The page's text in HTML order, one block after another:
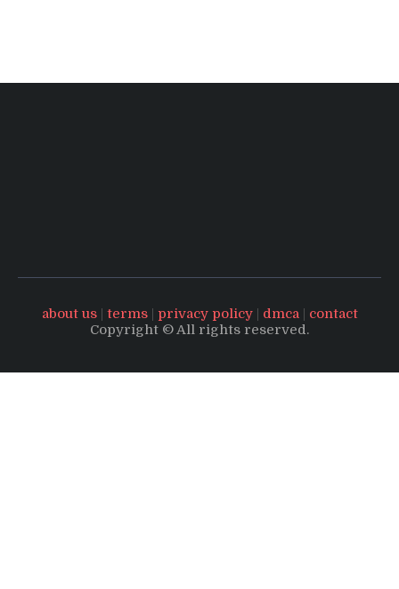
about us| terms| privacy policy| dmca| contact
Copyright © All rights reserved.